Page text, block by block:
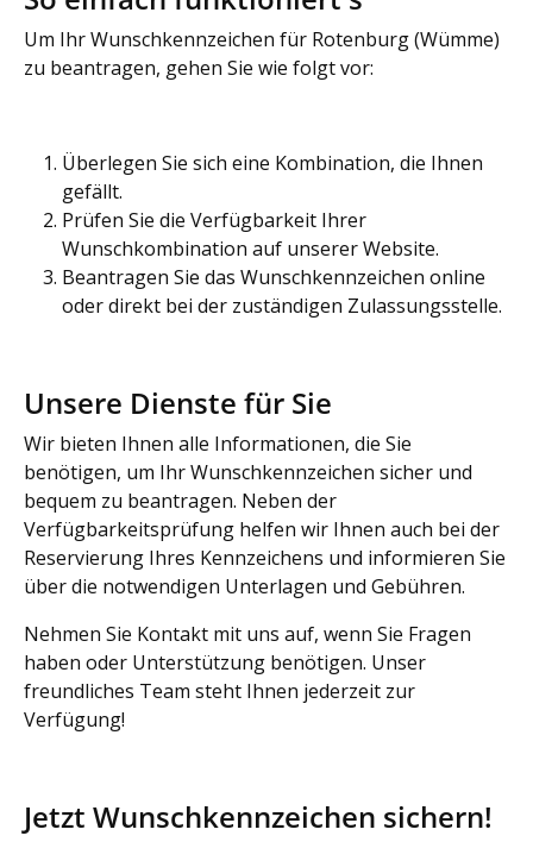
Um Ihr Wunschkennzeichen für Rotenburg (Wümme)
zu beantragen, gehen Sie wie folgt vor:
Überlegen Sie sich eine Kombination, die Ihnen
gefällt.
Prüfen Sie die Verfügbarkeit Ihrer
Wunschkombination auf unserer Website.
Beantragen Sie das Wunschkennzeichen online
oder direkt bei der zuständigen Zulassungsstelle.
Unsere Dienste für Sie
Wir bieten Ihnen alle Informationen, die Sie
benötigen, um Ihr Wunschkennzeichen sicher und
bequem zu beantragen. Neben der
Verfügbarkeitsprüfung helfen wir Ihnen auch bei der
Reservierung Ihres Kennzeichens und informieren Sie
über die notwendigen Unterlagen und Gebühren.
Nehmen Sie Kontakt mit uns auf, wenn Sie Fragen
haben oder Unterstützung benötigen. Unser
freundliches Team steht Ihnen jederzeit zur
Verfügung!
Jetzt Wunschkennzeichen sichern!